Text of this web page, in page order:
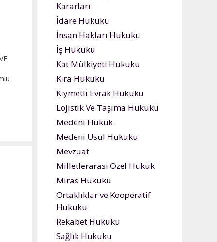
Kararları
İdare Hukuku
İnsan Hakları Hukuku
İş Hukuku
Kat Mülkiyeti Hukuku
Kira Hukuku
Kıymetli Evrak Hukuku
Lojistik Ve Taşıma Hukuku
Medeni Hukuk
Medeni Usul Hukuku
Mevzuat
Milletlerarası Özel Hukuk
Miras Hukuku
Ortaklıklar ve Kooperatif
Hukuku
Rekabet Hukuku
Sağlık Hukuku